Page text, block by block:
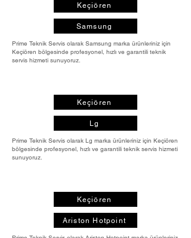
Keçiören
Samsung
Prime Teknik Servis olarak Samsung marka ürünleriniz için
Keçiören bölgesinde profesyonel, hızlı ve garantili teknik
servis hizmeti sunuyoruz.
Keçiören
Lg
Prime Teknik Servis olarak Lg marka ürünleriniz için Keçiören
bölgesinde profesyonel, hızlı ve garantili teknik servis hizmeti
sunuyoruz.
Keçiören
Ariston Hotpoint